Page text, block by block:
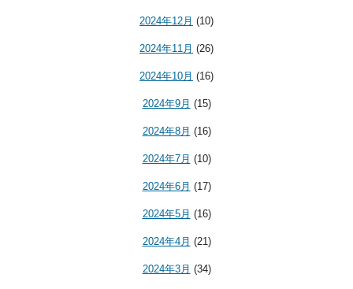
2024年12月 (10)
2024年11月 (26)
2024年10月 (16)
2024年9月 (15)
2024年8月 (16)
2024年7月 (10)
2024年6月 (17)
2024年5月 (16)
2024年4月 (21)
2024年3月 (34)